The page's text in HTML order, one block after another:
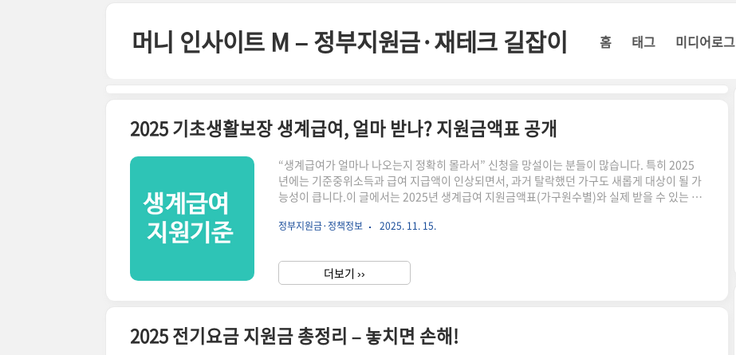
머니 인사이트 M – 정부지원금·재테크 길잡이 홈 태그 미디어로그
2025 기초생활보장 생계급여, 얼마 받나? 지원금액표 공개
“생계급여가 얼마나 나오는지 정확히 몰라서” 신청을 망설이는 분들이 많습니다. 특히 2025
년에는 기준중위소득과 급여 지급액이 인상되면서, 과거 탈락했던 가구도 새롭게 대상이 될 가
능성이 큽니다.이 글에서는 2025년 생계급여 지원금액표(가구원수별)와 실제 받을 수 있는 금
년 생계급여 지원액 전년 대비 인상중위소득 30% 이하 가구 대상 (노인·한부모 완화 기준 적
만원대주민센터·복지로·129 어디서든 신청 가능💡 핵심: “작년 탈락” → “올해 가능” 케이스
많습니다!기초생활보장 생계급여란?소득이 기준중위소득 3..
정부지원금·정책정보 2025. 11. 15.
더보기 ››
2025 전기요금 지원금 총정리 – 놓치면 손해!